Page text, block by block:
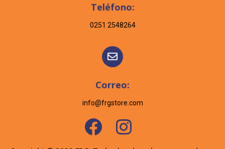
Teléfono:
0251 2548264
Correo:
info@frgstore.com